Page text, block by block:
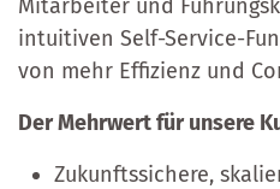
Mitarbeiter und
intuitiven Self-Service-
von mehr Effizienz und
Der Mehrwert für unsere
Zukunftssichere,